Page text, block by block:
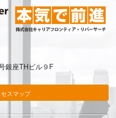
銀座THビル９F
スマップ